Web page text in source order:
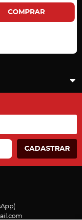
COMPRAR
CADASTRAR